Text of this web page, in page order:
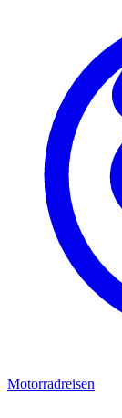
Motorradreisen